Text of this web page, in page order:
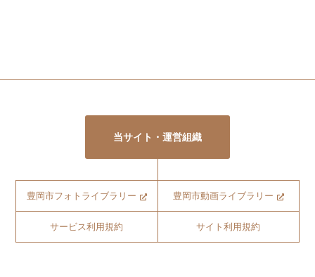
当サイト・運営組織
豊岡市フォトライブラリー 豊岡市動画ライブラリー
サービス利用規約 サイト利用規約